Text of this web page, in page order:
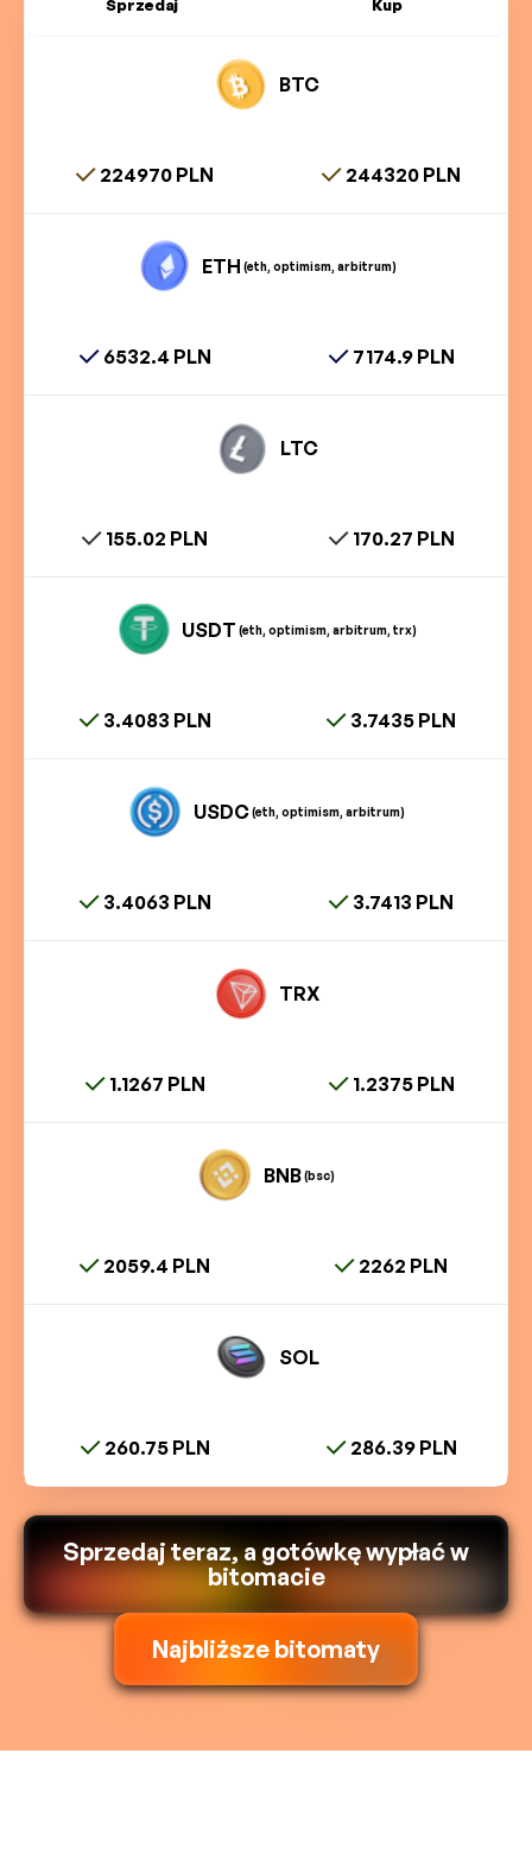
Sprzedaj Kup
BTC
224970 PLN 244320 PLN
ETH (eth, optimism, arbitrum)
6532.4 PLN 7174.9 PLN
LTC
155.02 PLN 170.27 PLN
USDT (eth, optimism, arbitrum, trx)
3.4083 PLN 3.7435 PLN
USDC(eth, optimism, arbitrum)
3.4063 PLN 3.7413 PLN
TRX
1.1267 PLN 1.2375 PLN
BNB(bsc)
2059.4 PLN 2262 PLN
SOL
260.75 PLN 286.39 PLN
Sprzedaj teraz, a gotówkę wypłać w
bitomacie
Najbliższe bitomaty